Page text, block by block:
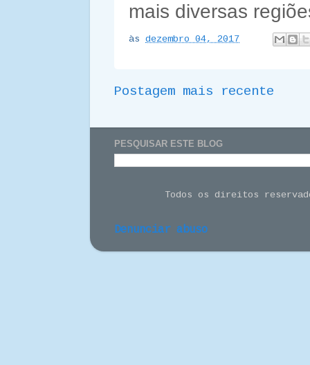
mais diversas
às dezembro 04, 2017
Postagem mais recente
PESQUISAR ESTE BLOG
Todos os direitos
Denunciar abuso